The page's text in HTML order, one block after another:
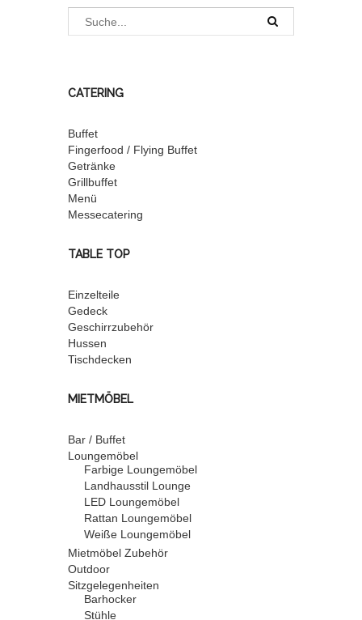
CATERING
Buffet
Fingerfood / Flying Buffet
Getränke
Grillbuffet
Menü
Messecatering
TABLE TOP
Einzelteile
Gedeck
Geschirrzubehör
Hussen
Tischdecken
MIETMÖBEL
Bar / Buffet
Loungemöbel
Farbige Loungemöbel
Landhausstil Lounge
LED Loungemöbel
Rattan Loungemöbel
Weiße Loungemöbel
Mietmöbel Zubehör
Outdoor
Sitzgelegenheiten
Barhocker
Stühle